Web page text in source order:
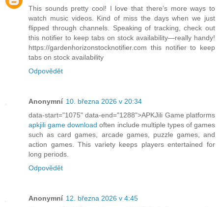
This sounds pretty cool! I love that there’s more ways to
watch music videos. Kind of miss the days when we just
flipped through channels. Speaking of tracking, check out
this notifier to keep tabs on stock availability—really handy!
https://gardenhorizonstocknotifier.com this notifier to keep
tabs on stock availability
Odpovědět
Anonymní 10. března 2026 v 20:34
data-start="1075" data-end="1288">APKJili Game platforms
apkjili game download often include multiple types of games
such as card games, arcade games, puzzle games, and
action games. This variety keeps players entertained for
long periods.
Odpovědět
Anonymní 12. března 2026 v 4:45